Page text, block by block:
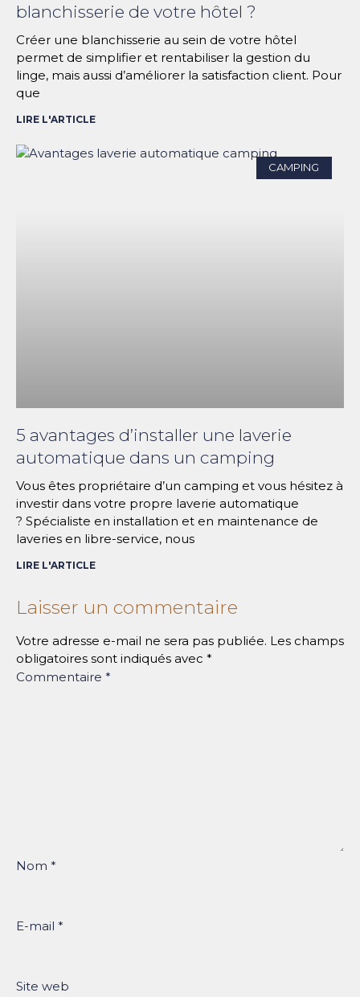
blanchisserie de votre hôtel ?
Créer une blanchisserie au sein de votre hôtel
permet de simplifier et rentabiliser la gestion du
linge, mais aussi d’améliorer la satisfaction client. Pour
que
LIRE L'ARTICLE
CAMPING
5 avantages d’installer une laverie
automatique dans un camping
Vous êtes propriétaire d’un camping et vous hésitez à
investir dans votre propre laverie automatique
? Spécialiste en installation et en maintenance de
laveries en libre-service, nous
LIRE L'ARTICLE
Laisser un commentaire
Votre adresse e-mail ne sera pas publiée. Les champs
obligatoires sont indiqués avec *
Commentaire *
Nom *
E-mail *
Site web